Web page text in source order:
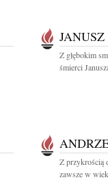
JANUSZ
Z głębokim
śmierci
Z przykrością
zawsze w